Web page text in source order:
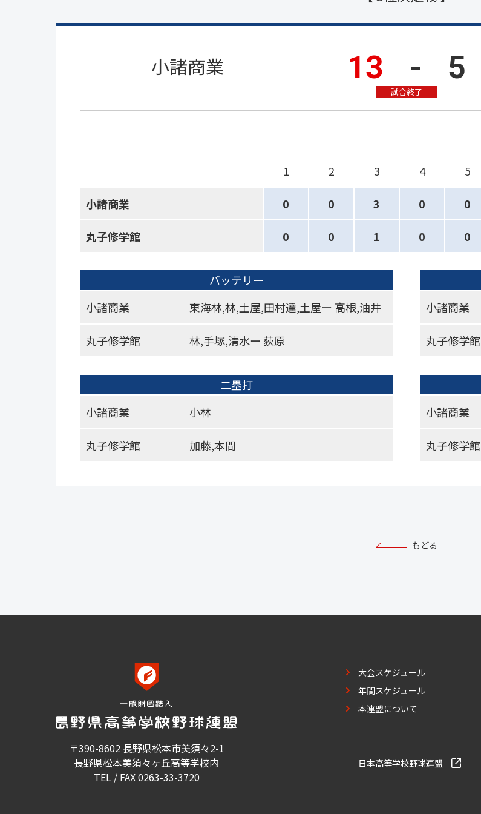
小諸商業 13 - 5
試合終了
1 2 3 4 5
小諸商業 0 0 3 0 0
丸子修学館 0 0 1 0 0
バッテリー
小諸商業
東海林,林,土屋,田村達,土屋ー 高根,油井
丸子修学館 林,手塚,清水ー 荻原
小諸商業
丸子修学館
二塁打
小諸商業
小林
丸子修学館 加藤,本間
小諸商業
丸子修学館
もどる
〒390-8602 長野県松本市美須々2-1
長野県松本美須々ヶ丘高等学校内
TEL / FAX 0263-33-3720
大会スケジュール
年間スケジュール
本連盟について
日本高等学校野球連盟